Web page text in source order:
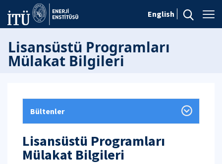
English
Lisansüstü Programları
Mülakat Bilgileri
Bültenler
Lisansüstü Programları
Mülakat Bilgileri